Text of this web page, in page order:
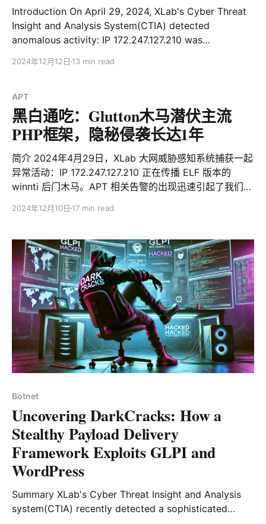
洞，持续扩大 Gayfemboy
Introduction On April 29, 2024, XLab's Cyber Threat
Insight and Analysis System(CTIA) detected
anomalous activity: IP 172.247.127.210 was
investigation revealed the same IP had, on December
file, init_task.txt, providing
2024年12月12日 13 min read
APT
黑白通吃：Glutton木马潜伏主流
PHP框架，隐秘侵袭长达1年
简介 2024年4月29日，XLab 大网威胁感知系统捕获一起
异常活动：IP 172.247.127.210 正在传播 ELF 版本的
winnti 后门木马。APT 相关告警的出现迅速引起了我们的
一个VirusTotal 0检测的恶意PHP文件init_task.txt ，这一
为线索，我们进一步发现了一系列关联的恶意 PHP
payload，包括 task_loader、init_task_win32、
client_loader、client_task、fetch_task、l0ader_shell
等。这些 payload 的设计灵活，既可以单独运行，
2024年12月10日 17 min read
Botnet
Uncovering DarkCracks: How a
Stealthy Payload Delivery
Framework Exploits GLPI and
WordPress
Summary XLab's Cyber Threat Insight and Analysis
system(CTIA) recently detected a sophisticated